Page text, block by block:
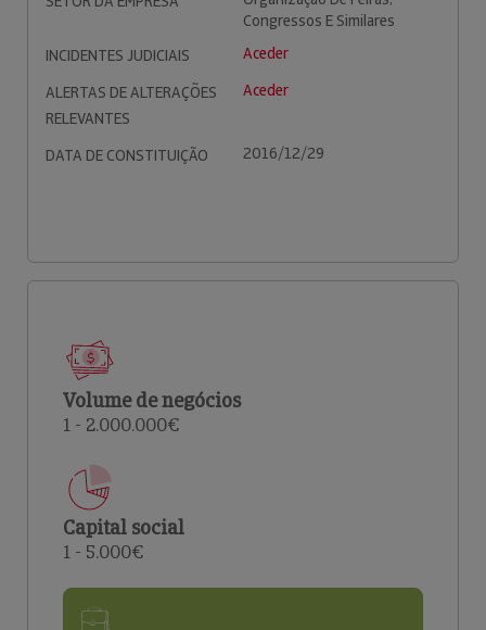
Congressos E Similares
INCIDENTES JUDICIAIS
Aceder
ALERTAS DE ALTERAÇÕES
RELEVANTES
Aceder
DATA DE CONSTITUIÇÃO 2016/12/29
Volume de negócios
1 - 2.000.000€
Capital social
1 - 5.000€